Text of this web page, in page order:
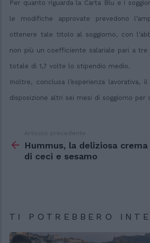
Per quanto riguarda la Carta Blu e i
le modifiche approvate prevedono
ottenere tale titolo al soggiorno, con
non più un coefficiente salariale pari a
totale di 1,7 volte lo stipendio medio.
Inoltre, conclusa l’esperienza lavorativa,
disposizione altri sei mesi di soggiorno per
di
Articolo precedente
Hummus, la deliziosa crema
di ceci e sesamo
TI POTREBBERO